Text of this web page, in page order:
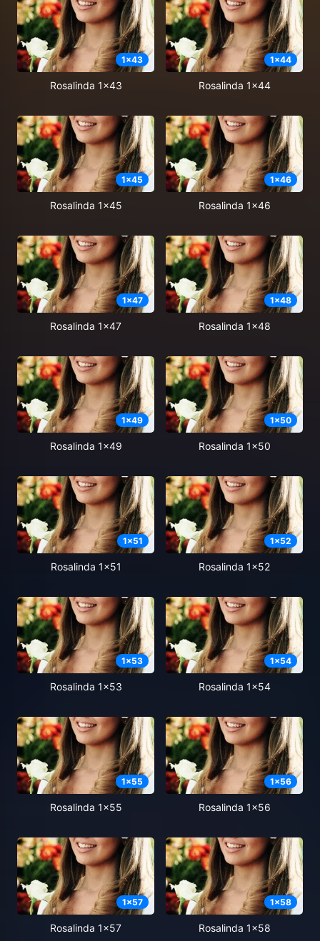
1x43
Rosalinda 1x43
1x44
Rosalinda 1x44
1x45
Rosalinda 1x45
1x46
Rosalinda 1x46
1x47
Rosalinda 1x47
1x48
Rosalinda 1x48
1x49
Rosalinda 1x49
1x50
Rosalinda 1x50
1x51
Rosalinda 1x51
1x52
Rosalinda 1x52
1x53
Rosalinda 1x53
1x54
Rosalinda 1x54
1x55
Rosalinda 1x55
1x56
Rosalinda 1x56
1x57
Rosalinda 1x57
1x58
Rosalinda 1x58